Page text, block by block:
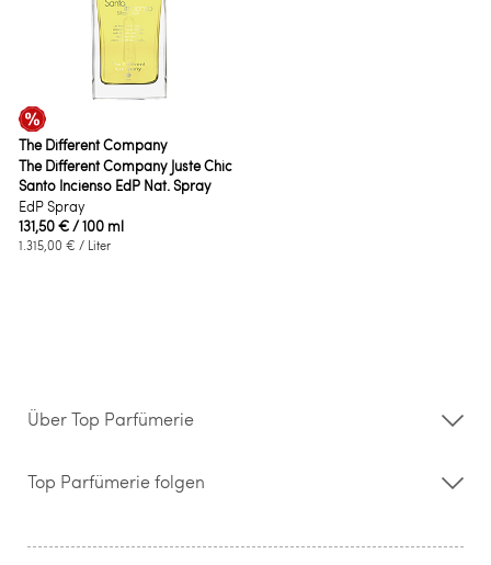
The Different Company
The Different Company Juste Chic
Santo Incienso EdP Nat. Spray
EdP Spray
131,50 €/ 100 ml
1.315,00 € / Liter
Über Top Parfümerie
Storefinder
Kontakt
Top Parfümerie folgen